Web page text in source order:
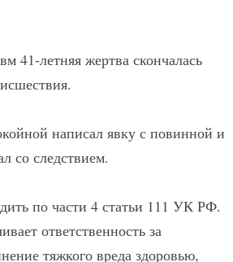
41-летняя жертва скончалась
написал явку с повинной и
со следствием.
по части 4 статьи 111 УК РФ.
ответственность за
тяжкого вреда здоровью,